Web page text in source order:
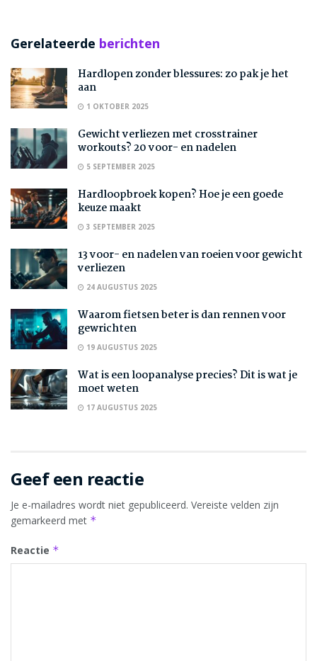
Gerelateerde berichten
Hardlopen zonder blessures: zo pak je het
aan
1 OKTOBER 2025
Gewicht verliezen met crosstrainer
workouts? 20 voor- en nadelen
5 SEPTEMBER 2025
Hardloopbroek kopen? Hoe je een goede
keuze maakt
3 SEPTEMBER 2025
13 voor- en nadelen van roeien voor gewicht
verliezen
24 AUGUSTUS 2025
Waarom fietsen beter is dan rennen voor
gewrichten
19 AUGUSTUS 2025
Wat is een loopanalyse precies? Dit is wat je
moet weten
17 AUGUSTUS 2025
Geef een reactie
Je e-mailadres wordt niet gepubliceerd. Vereiste velden zijn
gemarkeerd met *
Reactie *